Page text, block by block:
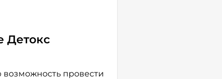
Детокс
возможность провести